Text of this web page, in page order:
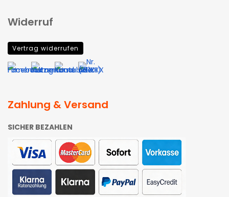
Widerruf
Vertrag widerrufen
Zahlung & Versand
SICHER BEZAHLEN